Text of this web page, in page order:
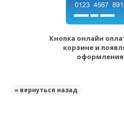
Кнопка онлайн
корзине и
оформления
« вернуться назад